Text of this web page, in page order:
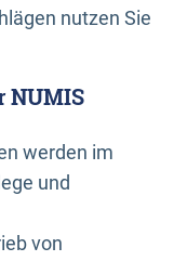
nutzen Sie
NUMIS
werden im
und
von